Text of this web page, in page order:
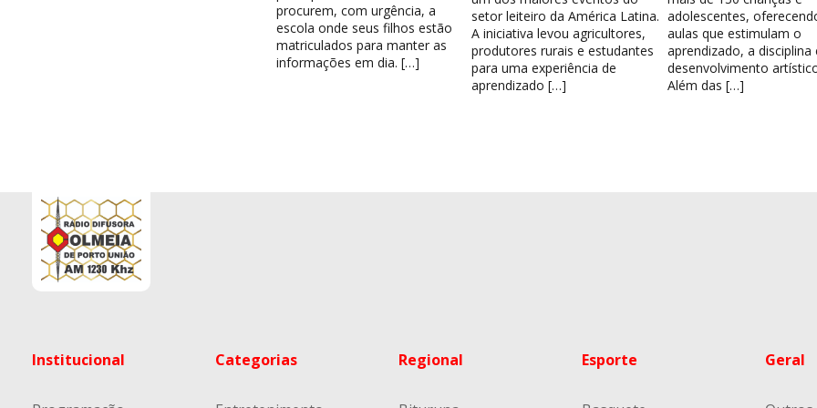
procurem, com urgência, a
escola onde seus filhos estão
matriculados para manter as
informações em dia. […]
setor leiteiro da América Latina.
A iniciativa levou agricultores,
produtores rurais e estudantes
para uma experiência de
aprendizado […]
adolescentes,
aulas que estimulam o
aprendizado, a disciplina
desenvolvimento
Além das […]
Institucional Categorias Regional Esporte Geral